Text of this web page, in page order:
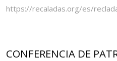
https://recaladas.org/es/
CONFERENCIA DE